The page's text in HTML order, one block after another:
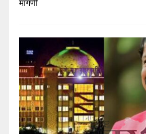
मागणी